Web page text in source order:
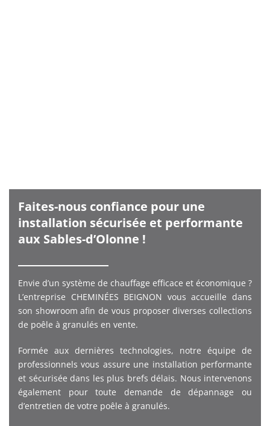
Faites-nous confiance pour une
installation sécurisée et performante
aux Sables-d’Olonne !
Envie d’un système de chauffage efficace et économique ?
L’entreprise CHEMINÉES BEIGNON vous accueille dans
son showroom afin de vous proposer diverses collections
de poêle à granulés en vente.
Formée aux dernières technologies, notre équipe de
professionnels vous assure une installation performante
et sécurisée dans les plus brefs délais. Nous intervenons
également pour toute demande de dépannage ou
d’entretien de votre poêle à granulés.